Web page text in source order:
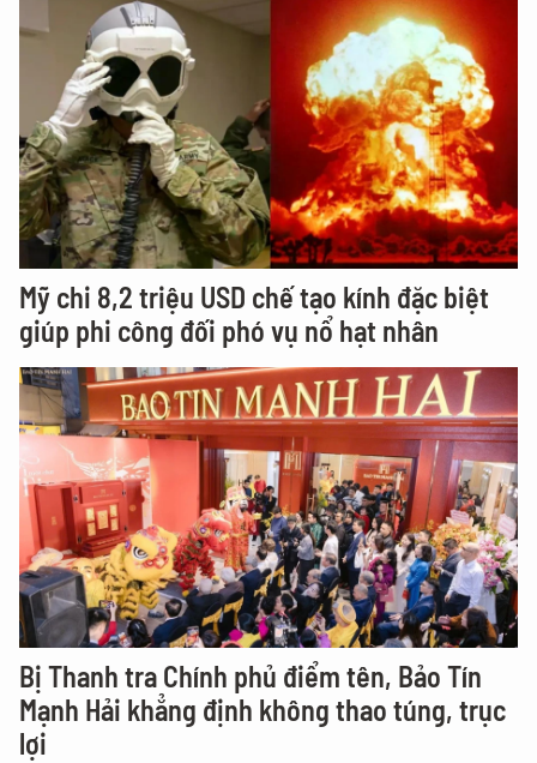
Mỹ chi 8,2 triệu USD chế tạo kính đặc biệt
giúp phi công đối phó vụ nổ hạt nhân
Bị Thanh tra Chính phủ điểm tên, Bảo Tín
Mạnh Hải khẳng định không thao túng, trục
lợi